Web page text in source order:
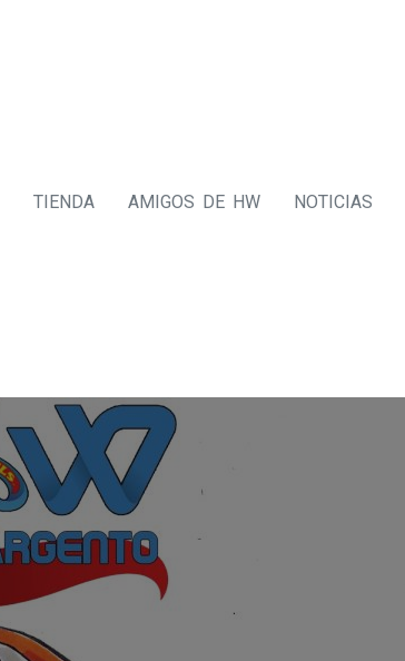
TIENDA AMIGOS DE HW NOTICIAS